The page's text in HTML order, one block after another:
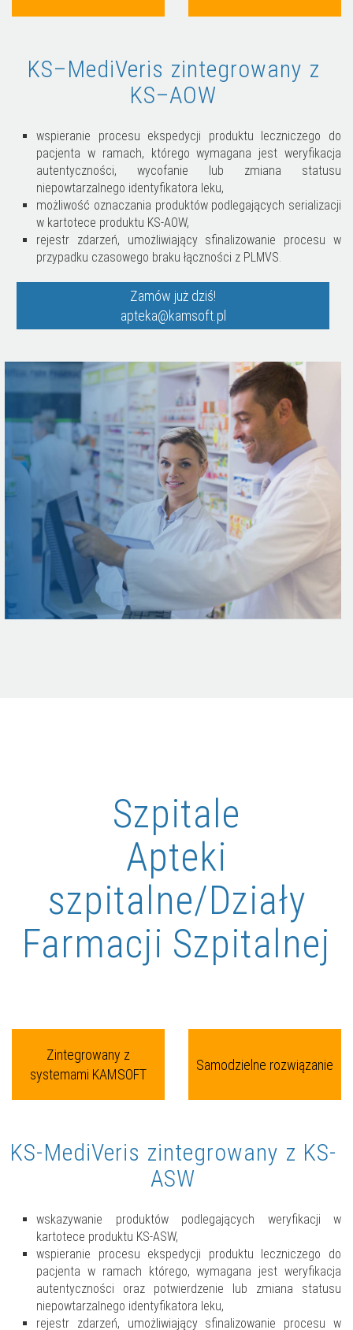
KS–MediVeris zintegrowany z
KS–AOW
wspieranie procesu ekspedycji produktu leczniczego do
pacjenta w ramach, którego wymagana jest weryfikacja
autentyczności, wycofanie lub zmiana statusu
niepowtarzalnego identyfikatora leku,
możliwość oznaczania produktów podlegających serializacji
w kartotece produktu KS-AOW,
rejestr zdarzeń, umożliwiający sfinalizowanie procesu w
przypadku czasowego braku łączności z PLMVS.
Zamów już dziś!
apteka@kamsoft.pl
Szpitale
Apteki
szpitalne/Działy
Farmacji Szpitalnej
Zintegrowany z
systemami KAMSOFT
Samodzielne rozwiązanie
KS-MediVeris zintegrowany z KS-
ASW
wskazywanie produktów podlegających weryfikacji w
kartotece produktu KS-ASW,
wspieranie procesu ekspedycji produktu leczniczego do
pacjenta w ramach którego, wymagana jest weryfikacja
autentyczności oraz potwierdzenie lub zmiana statusu
niepowtarzalnego identyfikatora leku,
rejestr zdarzeń, umożliwiający sfinalizowanie procesu w